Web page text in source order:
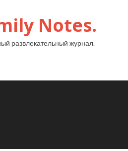
Notes.
развлекательный журнал.